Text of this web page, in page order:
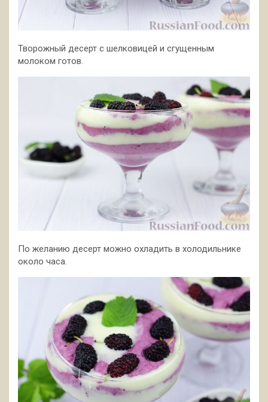
Творожный десерт с шелковицей и сгущенным
молоком готов.
По желанию десерт можно охладить в холодильнике
около часа.